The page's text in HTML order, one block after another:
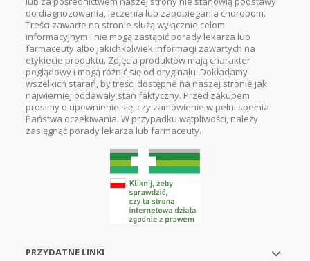
do diagnozowania, leczenia lub zapobiegania chorobom.
Treści zawarte na stronie służą wyłącznie celom
informacyjnym i nie mogą zastąpić porady lekarza lub
farmaceuty albo jakichkolwiek informacji zawartych na
etykiecie produktu. Zdjęcia produktów mają charakter
poglądowy i mogą różnić się od oryginału. Dokładamy
wszelkich starań, by treści dostępne na naszej stronie jak
najwierniej oddawały stan faktyczny. Przed zakupem
prosimy o upewnienie się, czy zamówienie w pełni spełnia
Państwa oczekiwania. W przypadku wątpliwości, należy
zasięgnąć porady lekarza lub farmaceuty.
PRZYDATNE LINKI